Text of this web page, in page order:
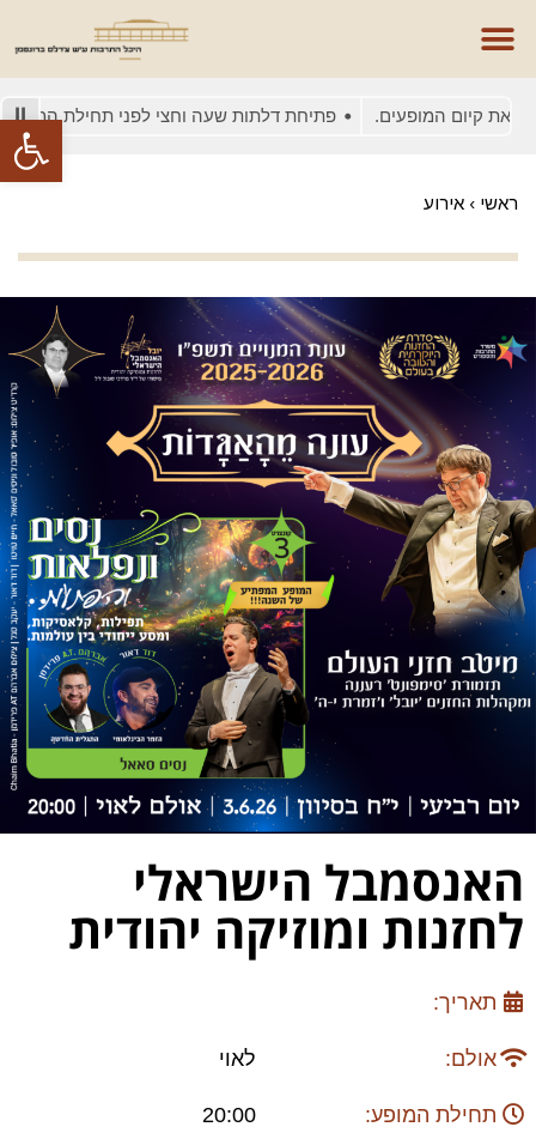
פתח קיום המופעים. פתיחת דלתות שעה וחצי לפני תחילת המופע
ראשי › אירוע
האנסמבל הישראלי
לחזנות ומוזיקה יהודית
תאריך:
אולם: לאוי
תחילת המופע: 20:00